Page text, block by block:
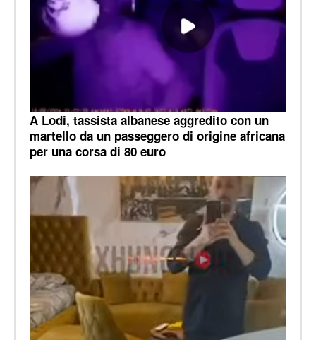
A Lodi, tassista albanese aggredito con un
martello da un passeggero di origine africana
per una corsa di 80 euro